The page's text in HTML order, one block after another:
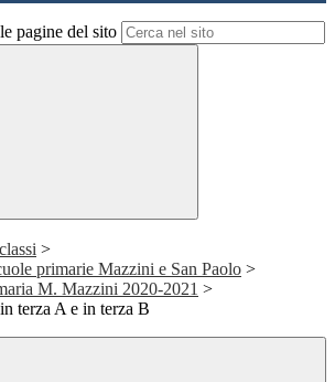
pagine del sito
>
primarie Mazzini e San Paolo >
M. Mazzini 2020-2021 >
terza A e in terza B